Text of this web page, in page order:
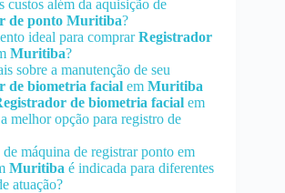
custos além da aquisição de
de ponto Muritiba?
ideal para comprarRegistrador
Muritiba?
sobre a manutenção de seu
de biometria facial em Muritiba
de biometria facial em
melhor opção para registro de
máquina de registrar ponto em
Muritiba é indicada para diferentes
atuação?